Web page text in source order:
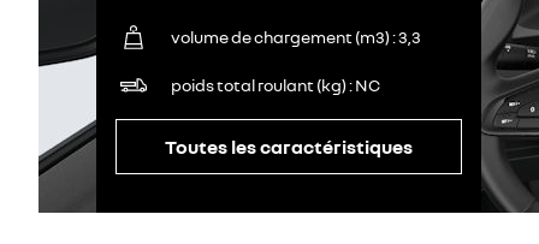
volume de chargement (m3) 3,3
poids total roulant (kg) NC
Toutes les caractéristiques